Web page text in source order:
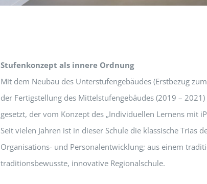
Stufenkonzept als innere Ordnung
Mit dem Neubau des Unterstufengebäudes (Erstbezug
der Fertigstellung des Mittelstufengebäudes (2019 –
gesetzt, der vom Konzept des „Individuellen Lernens mit
Seit vielen Jahren ist in dieser Schule die klassische
Organisations- und Personalentwicklung; aus einem
traditionsbewusste, innovative Regionalschule.